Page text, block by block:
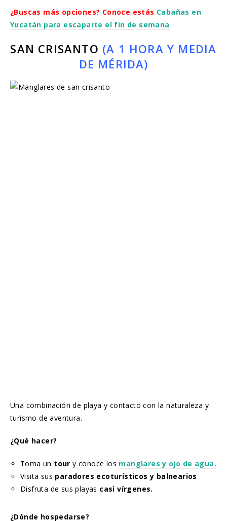
¿Buscas más opciones? Conoce estás Cabañas en
Yucatán para escaparte el fin de semana
SAN CRISANTO (A 1 HORA Y MEDIA
DE MÉRIDA)
Una combinación de playa y contacto con la naturaleza y
turismo de aventura.
¿Qué hacer?
Toma un tour y conoce los manglares y ojo de agua.
Visita sus paradores ecoturísticos y balnearios
Disfruta de sus playas casi vírgenes.
¿Dónde hospedarse?